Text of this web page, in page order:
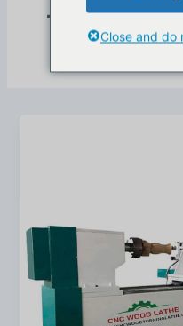
TornaClose and do